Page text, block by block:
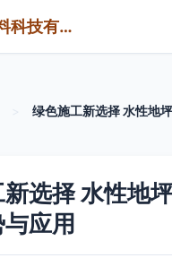
上海鉴亿新材料科技有限公司
绿色施工新选择 水性地
选择 水性地
应用